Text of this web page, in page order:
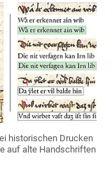
historischen Drucken
auf alte Handschriften